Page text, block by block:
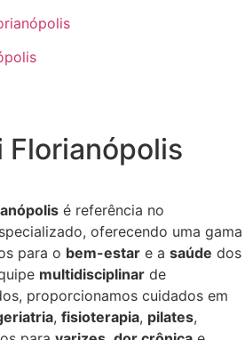
Florianópolis
é referência no
oferecendo uma gama
para o bem-estar e a saúde dos
multidisciplinar de
proporcionamos cuidados em
, fisioterapia, pilates,